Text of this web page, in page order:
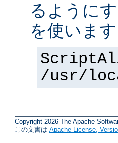
るように
を使いま
/usr/
Copyright 2026 The Apache
この文書は Apache License,